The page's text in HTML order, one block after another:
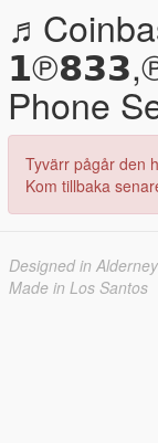
Phone
Tyvärr pågår den
Kom tillbaka
Designed in Alderney
Made in Los Santos